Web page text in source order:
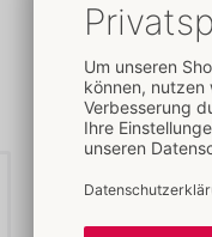
UVP: 64,95 €
85D/L 90D/XL
95E/2XL